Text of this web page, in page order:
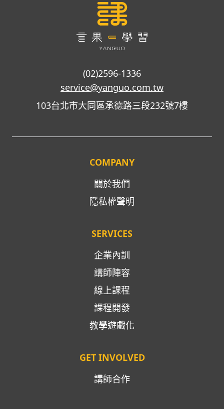
(02)2596-1336
service@yanguo.com.tw
103台北市大同區承德路三段232號7樓
COMPANY
關於我們
隱私權聲明
SERVICES
企業內訓
講師陣容
線上課程
課程開發
教學遊戲化
GET INVOLVED
講師合作